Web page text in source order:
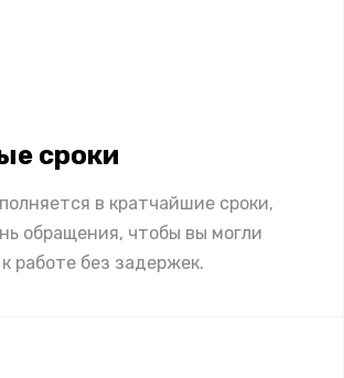
сроки
в кратчайшие сроки,
обращения, чтобы вы могли
работе без задержек.